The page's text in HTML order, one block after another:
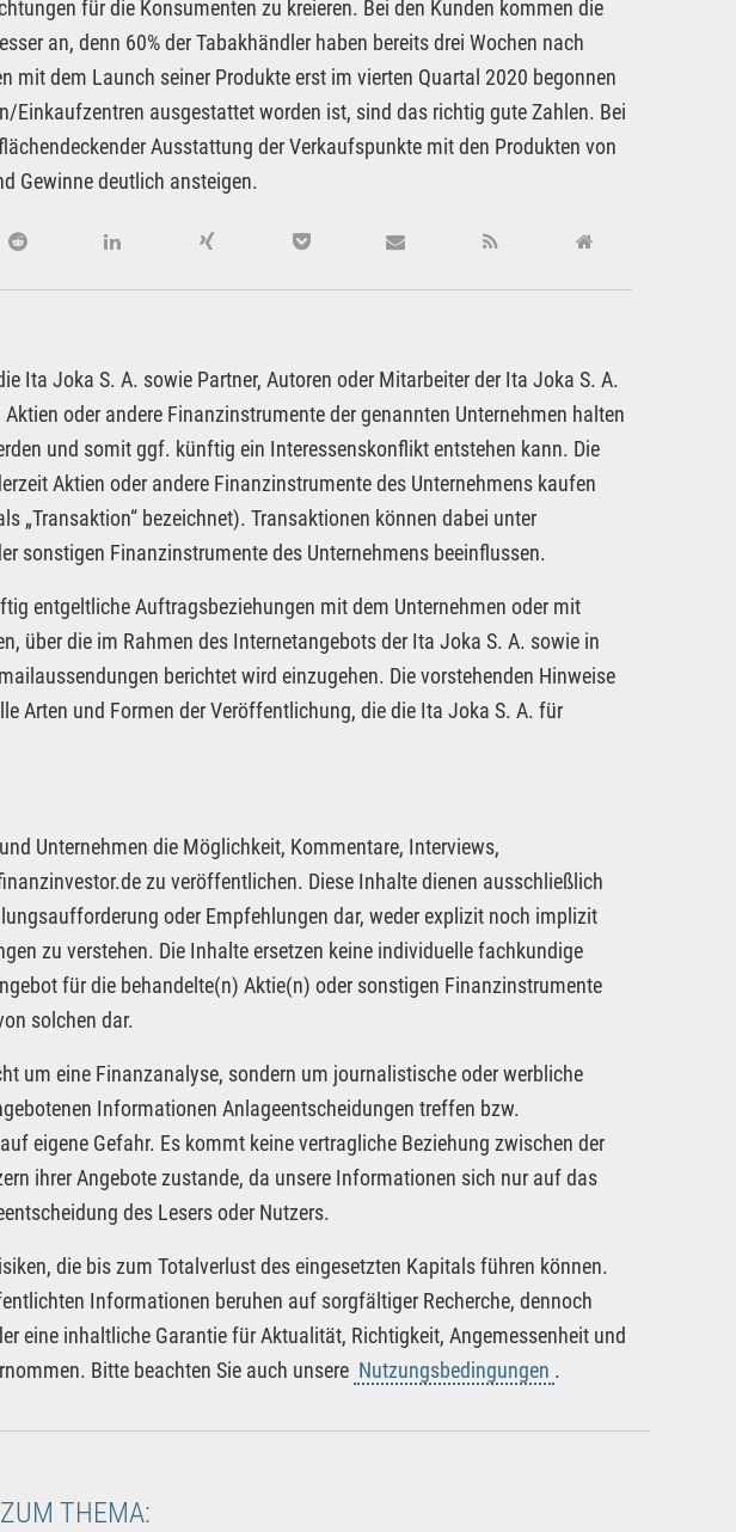
für die Konsumenten zu kreieren. Bei den Kunden kommen die
an, denn 60% der Tabakhändler haben bereits drei Wochen nach
mit dem Launch seiner Produkte erst im vierten Quartal 2020 begonnen
Einkaufzentren ausgestattet worden ist, sind das richtig gute Zahlen. Bei
Ausstattung der Verkaufspunkte mit den Produkten von
Gewinne deutlich ansteigen.
Ita Joka S. A. sowie Partner, Autoren oder Mitarbeiter der Ita Joka S. A.
oder andere Finanzinstrumente der genannten Unternehmen halten
und somit ggf. künftig ein Interessenskonflikt entstehen kann. Die
Aktien oder andere Finanzinstrumente des Unternehmens kaufen
„Transaktion“ bezeichnet). Transaktionen können dabei unter
sonstigen Finanzinstrumente des Unternehmens beeinflussen.
entgeltliche Auftragsbeziehungen mit dem Unternehmen oder mit
über die im Rahmen des Internetangebots der Ita Joka S. A. sowie in
berichtet wird einzugehen. Die vorstehenden Hinweise
Arten und Formen der Veröffentlichung, die die Ita Joka S. A. für
Unternehmen die Möglichkeit, Kommentare, Interviews,
zu veröffentlichen. Diese Inhalte dienen ausschließlich
oder Empfehlungen dar, weder explizit noch implizit
zu verstehen. Die Inhalte ersetzen keine individuelle fachkundige
für die behandelte(n) Aktie(n) oder sonstigen Finanzinstrumente
solchen dar.
um eine Finanzanalyse, sondern um journalistische oder werbliche
Informationen Anlageentscheidungen treffen bzw.
eigene Gefahr. Es kommt keine vertragliche Beziehung zwischen der
ihrer Angebote zustande, da unsere Informationen sich nur auf das
des Lesers oder Nutzers.
die bis zum Totalverlust des eingesetzten Kapitals führen können.
Informationen beruhen auf sorgfältiger Recherche, dennoch
eine inhaltliche Garantie für Aktualität, Richtigkeit, Angemessenheit und
Bitte beachten Sie auch unsere Nutzungsbedingungen .
THEMA: